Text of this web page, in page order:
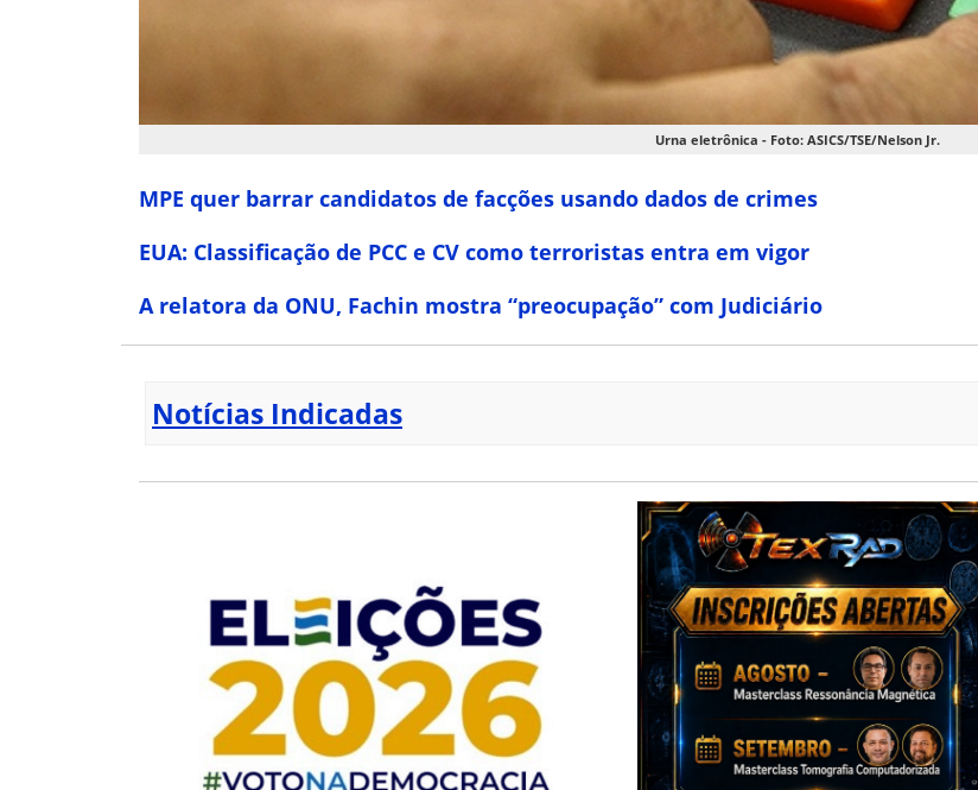
Urna eletrônica - Foto: ASICS/TSE/Nelson Jr.
MPE quer barrar candidatos de facções usando dados de crimes
EUA: Classificação de PCC e CV como terroristas entra em vigor
A relatora da ONU, Fachin mostra “preocupação” com Judiciário
Notícias Indicadas